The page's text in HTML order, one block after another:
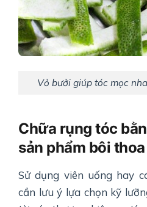
Vỏ bưởi giúp tóc mọc
Chữa rụng tóc
sản phẩm bôi thoa
Sử dụng viên uống hay
cần lưu ý lựa chọn kỹ